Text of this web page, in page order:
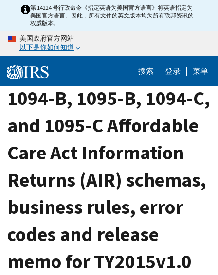
content
第 14224 号行政命令《指定英语为美国官方语言》将英语指定为
美国官方语言。因此，所有文件的英文版本均为所有联邦资讯的
权威版本。
美国政府官方网站
以下是你如何知道
搜索 登录 菜单
1094-B, 1095-B, 1094-C,
and 1095-C Affordable
Care Act Information
Returns (AIR) schemas,
business rules, error
codes and release
memo for TY2015v1.0